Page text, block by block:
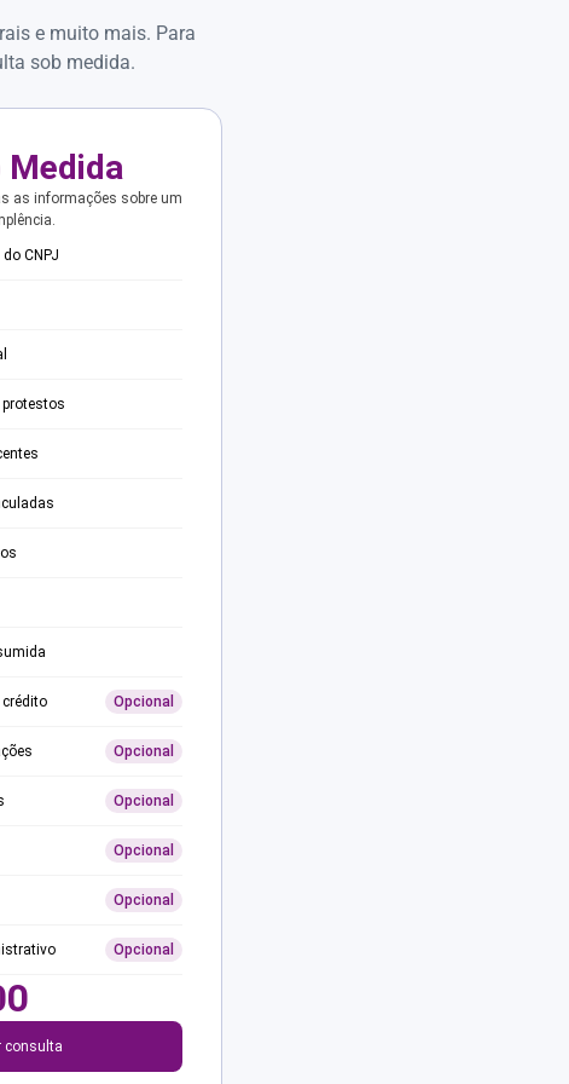
e muito mais. Para
sob medida.
Medida
as informações sobre um
CNPJ
Opcional
Opcional
Opcional
Opcional
Opcional
Opcional
consulta